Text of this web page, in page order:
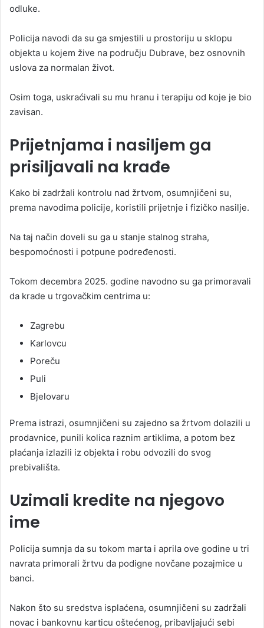
odluke.
Policija navodi da su ga smjestili u prostoriju u sklopu
objekta u kojem žive na području Dubrave, bez osnovnih
uslova za normalan život.
Osim toga, uskraćivali su mu hranu i terapiju od koje je bio
zavisan.
Prijetnjama i nasiljem ga
prisiljavali na krađe
Kako bi zadržali kontrolu nad žrtvom, osumnjičeni su,
prema navodima policije, koristili prijetnje i fizičko nasilje.
Na taj način doveli su ga u stanje stalnog straha,
bespomoćnosti i potpune podređenosti.
Tokom decembra 2025. godine navodno su ga primoravali
da krade u trgovačkim centrima u:
Zagrebu
Karlovcu
Poreču
Puli
Bjelovaru
Prema istrazi, osumnjičeni su zajedno sa žrtvom dolazili u
prodavnice, punili kolica raznim artiklima, a potom bez
plaćanja izlazili iz objekta i robu odvozili do svog
prebivališta.
Uzimali kredite na njegovo
ime
Policija sumnja da su tokom marta i aprila ove godine u tri
navrata primorali žrtvu da podigne novčane pozajmice u
banci.
Nakon što su sredstva isplaćena, osumnjičeni su zadržali
novac i bankovnu karticu oštećenog, pribavljajući sebi